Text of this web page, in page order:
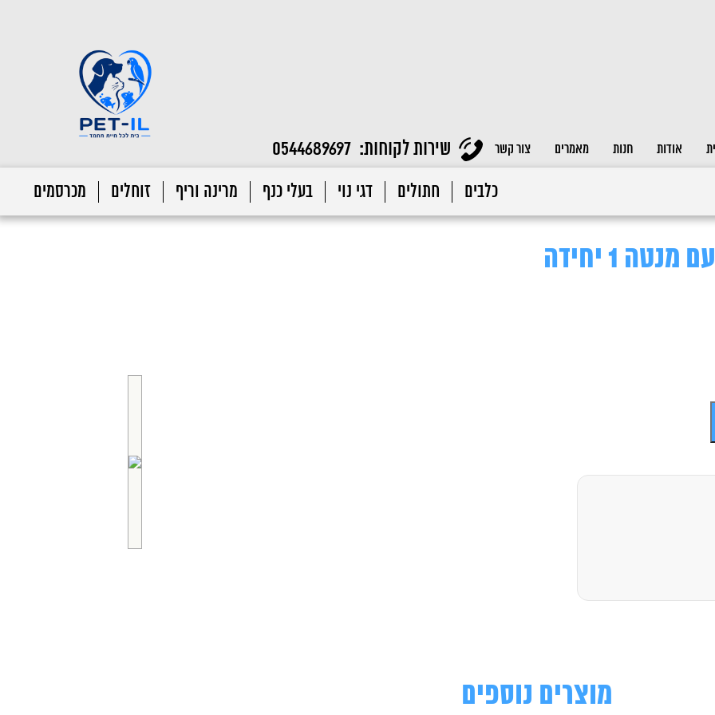
אודות חנות מאמרים צור קשר שירות לקוחות: 0544689697
כלבים חתולים דגי נוי בעלי כנף מרינה וריף זוחלים מכרסמים
1 יחידה
מוצרים נוספים